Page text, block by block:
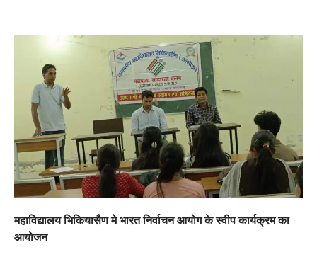
महाविद्यालय भिकियासैण मे भारत निर्वाचन आयोग के स्वीप कार्यक्रम का
आयोजन
हल्द्वानी में खड़गे का हुंकार, नौकरियों से लेकर